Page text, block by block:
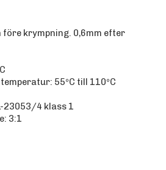
krympning. 0,6mm efter
55ºC till 110ºC
23053/4 klass 1
3:1